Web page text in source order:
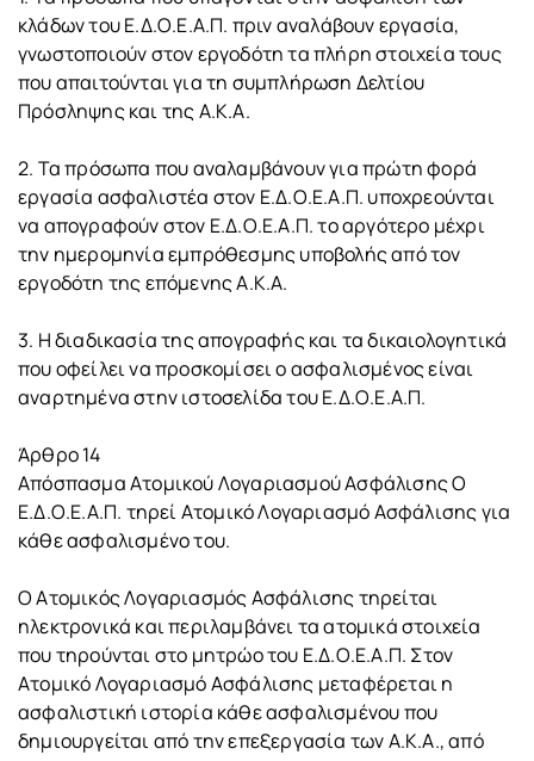
κλάδων του Ε.Δ.Ο.Ε.Α.Π. πριν αναλάβουν εργασία,
γνωστοποιούν στον εργοδότη τα πλήρη στοιχεία τους
που απαιτούνται για τη συμπλήρωση Δελτίου
Πρόσληψης και της Α.Κ.Α.
2. Τα πρόσωπα που αναλαμβάνουν για πρώτη φορά
εργασία ασφαλιστέα στον Ε.Δ.Ο.Ε.Α.Π. υποχρεούνται
να απογραφούν στον Ε.Δ.Ο.Ε.Α.Π. το αργότερο μέχρι
την ημερομηνία εμπρόθεσμης υποβολής από τον
εργοδότη της επόμενης Α.Κ.Α.
3. Η διαδικασία της απογραφής και τα δικαιολογητικά
που οφείλει να προσκομίσει ο ασφαλισμένος είναι
αναρτημένα στην ιστοσελίδα του Ε.Δ.Ο.Ε.Α.Π.
Άρθρο 14
Απόσπασμα Ατομικού Λογαριασμού Ασφάλισης Ο
Ε.Δ.Ο.Ε.Α.Π. τηρεί Ατομικό Λογαριασμό Ασφάλισης για
κάθε ασφαλισμένο του.
Ο Ατομικός Λογαριασμός Ασφάλισης τηρείται
ηλεκτρονικά και περιλαμβάνει τα ατομικά στοιχεία
που τηρούνται στο μητρώο του Ε.Δ.Ο.Ε.Α.Π. Στον
Ατομικό Λογαριασμό Ασφάλισης μεταφέρεται η
ασφαλιστική ιστορία κάθε ασφαλισμένου που
δημιουργείται από την επεξεργασία των Α.Κ.Α., από